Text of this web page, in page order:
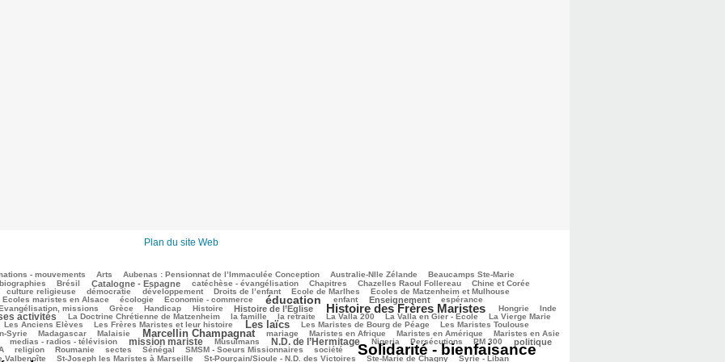
Plan du site Web
- mouvements Arts Aubenas : Pensionnat de l’Immaculée Conception Australie-Nlle Zélande Beaucamps Ste-Marie
biographies Brésil Catalogne - Espagne catéchèse - évangélisation Chapitres Chazelles Raoul Follereau Chine et Corée
culture religieuse démocratie développement Droits de l’enfant Ecole de Marlhes Ecoles de Matzenheim et Mulhouse
Ecoles maristes en Alsace écologie Economie - commerce éducation enfant Enseignement espérance
missions Grèce Handicap Histoire Histoire de l’Eglise Histoire des Frères Maristes Hongrie Inde
activités La Doctrine Chrétienne de Matzenheim la famille la retraite La Valla 200 La Valla en Gier - Ecole La Vierge Marie
Les Anciens Elèves Les Frères Maristes et leur histoire Les laïcs Les Maristes de Bourg de Péage Les Maristes Toulouse
Syrie Madagascar Malaisie Marcellin Champagnat mariage Maristes en Afrique Maristes en Amérique Maristes en Asie
medias - radios - télévision mission mariste Musulmans N.D. de l’Hermitage Nigeria Persécutions PM 300 politique
religion Roumanie sectes Sénégal SMSM - Soeurs Missionnaires société Solidarité - bienfaisance
Valbenoîte St-Joseph les Maristes à Marseille St-Pourçain/Sioule - N.D. des Victoires Ste-Marie de Chagny Syrie - Liban